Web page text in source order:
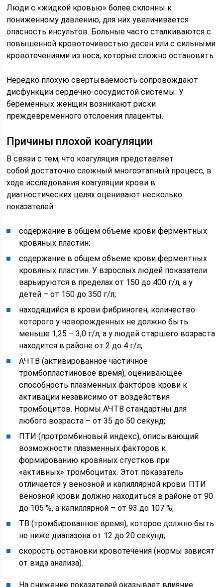
Люди с «жидкой кровью» более склонны к
пониженному давлению, для них увеличивается
опасность инсультов. Больные часто сталкиваются с
повышенной кровоточивостью десен или с сильными
кровотечениями из носа, которые сложно остановить.
Нередко плохую свертываемость сопровождают
дисфункции сердечно-сосудистой системы. У
беременных женщин возникают риски
преждевременного отслоения плаценты.
Причины плохой коагуляции
В связи с тем, что коагуляция представляет
собой достаточно сложный многоэтапный процесс, в
ходе исследования коагуляции крови в
диагностических целях оценивают несколько
показателей:
содержание в общем объеме крови ферментных
кровяных пластин;
содержание в общем объеме крови ферментных
кровяных пластин. У взрослых людей показатели
варьируются в пределах от 150 до 400 г/л, а у
детей – от 150 до 350 г/л;
находящийся в крови фибриноген, количество
которого у новорожденных не должно быть
меньше 1,25 – 3,0 г/л, а у людей старшего возраста
находится в районе от 2 до 4 г/л;
АЧТВ (активированное частичное
тромбопластиновое время), оценивающее
способность плазменных факторов крови к
активации независимо от воздействия
тромбоцитов. Нормы АЧТВ стандартны для
любого возраста – от 35 до 50 секунд;
ПТИ (протромбиновый индекс), описывающий
возможности плазменных факторов к
формированию кровяных сгустков при
«активных» тромбоцитах. Этот показатель
отличается у венозной и капиллярной крови. ПТИ
венозной крови должно находиться в районе от 90
до 105 %, а капиллярной – от 93 до 107 %;
ТВ (тромбированное время), которое должно быть
не ниже диапазона от 12 до 20 секунд;
скорость остановки кровотечения (нормы зависят
от вида анализа).
На снижение показателей оказывает влияние